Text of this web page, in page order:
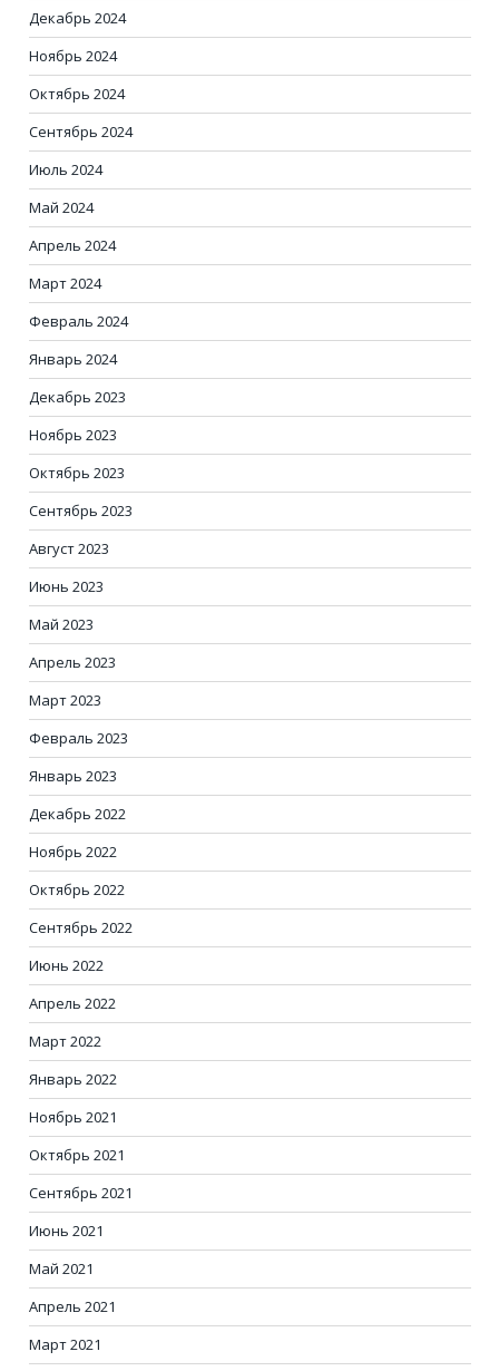
Декабрь 2024
Ноябрь 2024
Октябрь 2024
Сентябрь 2024
Июль 2024
Май 2024
Апрель 2024
Март 2024
Февраль 2024
Январь 2024
Декабрь 2023
Ноябрь 2023
Октябрь 2023
Сентябрь 2023
Август 2023
Июнь 2023
Май 2023
Апрель 2023
Март 2023
Февраль 2023
Январь 2023
Декабрь 2022
Ноябрь 2022
Октябрь 2022
Сентябрь 2022
Июнь 2022
Апрель 2022
Март 2022
Январь 2022
Ноябрь 2021
Октябрь 2021
Сентябрь 2021
Июнь 2021
Май 2021
Апрель 2021
Март 2021